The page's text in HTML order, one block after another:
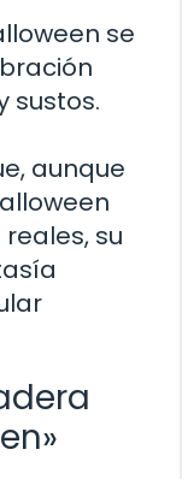
se
sustos.
aunque
su